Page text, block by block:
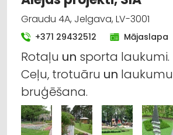
Graudu 4A, Jelgava, LV-3001
+371 29432512 Mājaslapa
Rotaļu un sporta laukumi.
Ceļu, trotuāru un laukumu
bruģēšana.